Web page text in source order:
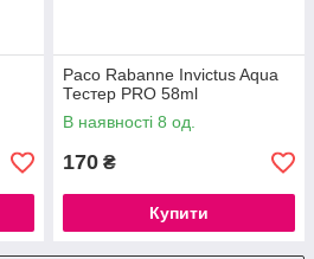
Paco Rabanne Invictus Aqua
Тестер PRO 58ml
В наявності 8 од.
170 ₴
Купити